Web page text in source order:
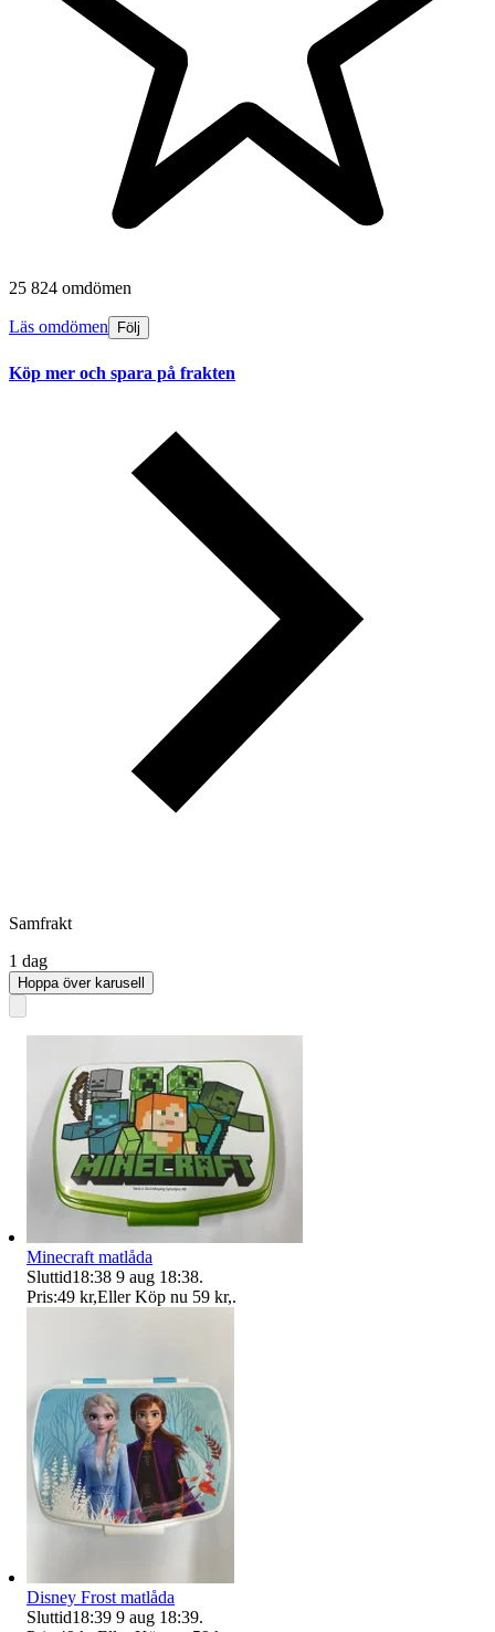
25 824 omdömen
Läs omdömen Följ
Köp mer och spara på frakten
Samfrakt
1 dag
Hoppa över karusell
Minecraft matlåda
Sluttid18:38 9 aug 18:38.
Pris:49 kr,Eller Köp nu 59 kr,.
Disney Frost matlåda
Sluttid18:39 9 aug 18:39.